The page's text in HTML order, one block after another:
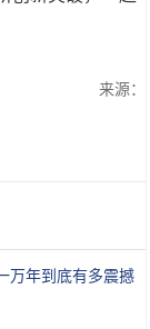
来源：
万年到底有多震撼